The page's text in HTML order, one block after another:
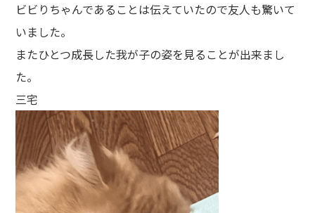
ビビりちゃんであることは伝えていたので友人も驚いて
いました。
またひとつ成長した我が子の姿を見ることが出来まし
た。
三宅